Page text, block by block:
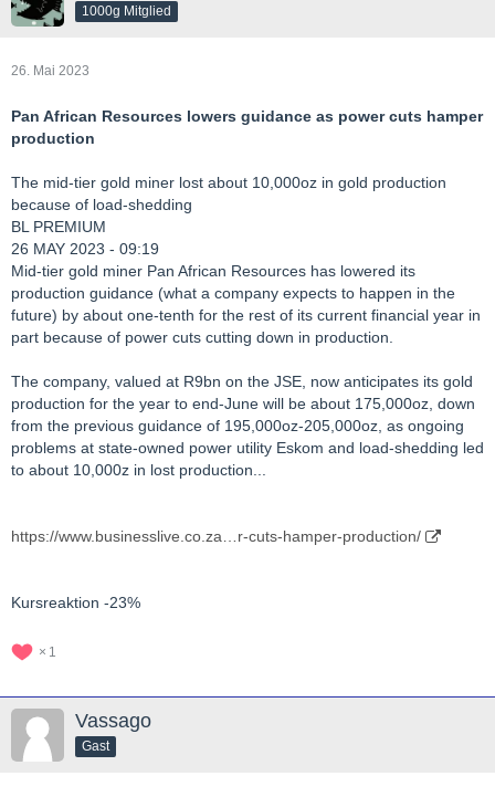
1000g Mitglied
26. Mai 2023
Pan African Resources lowers guidance as power cuts hamper
production
The mid-tier gold miner lost about 10,000oz in gold production
because of load-shedding
BL PREMIUM
26 MAY 2023 - 09:19
Mid-tier gold miner Pan African Resources has lowered its
production guidance (what a company expects to happen in the
future) by about one-tenth for the rest of its current financial year in
part because of power cuts cutting down in production.
The company, valued at R9bn on the JSE, now anticipates its gold
production for the year to end-June will be about 175,000oz, down
from the previous guidance of 195,000oz-205,000oz, as ongoing
problems at state-owned power utility Eskom and load-shedding led
to about 10,000z in lost production...
https://www.businesslive.co.za…r-cuts-hamper-production/
Kursreaktion -23%
1
Vassago
Gast